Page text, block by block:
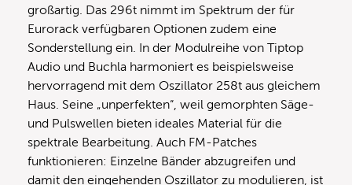
großartig. Das 296t nimmt im Spektrum der für
Eurorack verfügbaren Optionen zudem eine
Sonderstellung ein. In der Modulreihe von Tiptop
Audio und Buchla harmoniert es beispielsweise
hervorragend mit dem Oszillator 258t aus gleichem
Haus. Seine „unperfekten“, weil gemorphten Säge-
und Pulswellen bieten ideales Material für die
spektrale Bearbeitung. Auch FM-Patches
funktionieren: Einzelne Bänder abzugreifen und
damit den eingehenden Oszillator zu modulieren, ist